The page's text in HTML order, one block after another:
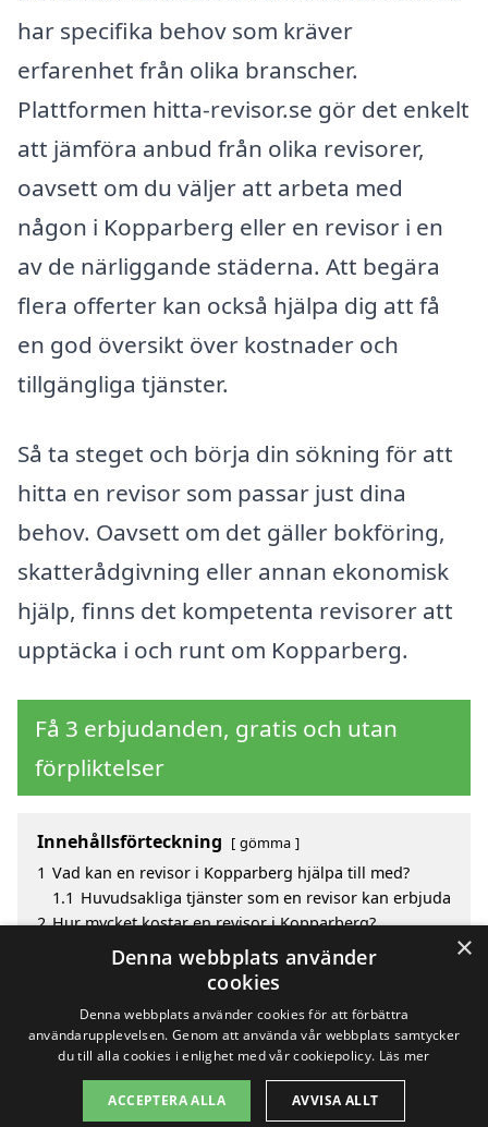
har specifika behov som kräver
erfarenhet från olika branscher.
Plattformen hitta-revisor.se gör det enkelt
att jämföra anbud från olika revisorer,
oavsett om du väljer att arbeta med
någon i Kopparberg eller en revisor i en
av de närliggande städerna. Att begära
flera offerter kan också hjälpa dig att få
en god översikt över kostnader och
tillgängliga tjänster.
Så ta steget och börja din sökning för att
hitta en revisor som passar just dina
behov. Oavsett om det gäller bokföring,
skatterådgivning eller annan ekonomisk
hjälp, finns det kompetenta revisorer att
upptäcka i och runt om Kopparberg.
Få 3 erbjudanden, gratis och utan
förpliktelser
Innehållsförteckning gömma
1 Vad kan en revisor i Kopparberg hjälpa till med?
1.1 Huvudsakliga tjänster som en revisor kan erbjuda
2 Hur mycket kostar en revisor i Kopparberg?
Fördelar med att välja revisor i Kopparberg
Sök efter en skicklig revisor i de omgivande städerna
Copyright 2026 - Pilanto Aps
×
Denna webbplats använder
cookies
Denna webbplats använder cookies för att förbättra
användarupplevelsen. Genom att använda vår webbplats samtycker
du till alla cookies i enlighet med vår cookiepolicy. Läs mer
ACCEPTERA ALLA AVVISA ALLT